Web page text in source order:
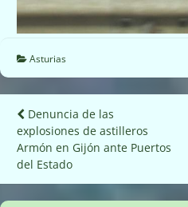
Asturias
Navegación
de
entradas
Denuncia de las
explosiones de astilleros
Armón en Gijón ante Puertos
del Estado